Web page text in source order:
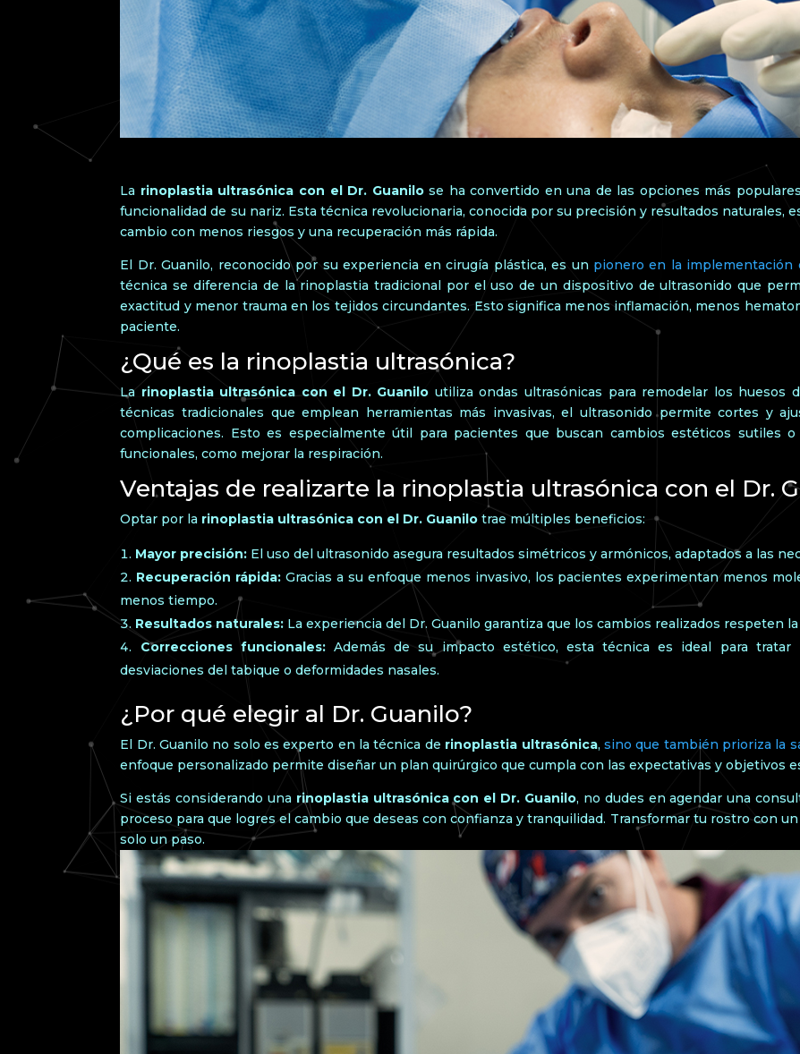
La rinoplastia ultrasónica con el Dr. Guanilose ha convertido en una de las opciones más
funcionalidad de su nariz. Esta técnica revolucionaria, conocida por su precisión y resultados naturales,
cambio con menos riesgos y una recuperación más rápida.
El Dr. Guanilo, reconocido por su experiencia en cirugía plástica, es un pionero en la implementación
técnica se diferencia de la rinoplastia tradicional por el uso de un dispositivo de ultrasonido que
exactitud y menor trauma en los tejidos circundantes. Esto significa menos inflamación, menos
paciente.
¿Qué es la rinoplastia ultrasónica?
La rinoplastia ultrasónica con el Dr. Guanilo utiliza ondas ultrasónicas para remodelar los huesos
técnicas tradicionales que emplean herramientas más invasivas, el ultrasonido permite cortes y
complicaciones. Esto es especialmente útil para pacientes que buscan cambios estéticos sutiles
funcionales, como mejorar la respiración.
Ventajas de realizarte la rinoplastia ultrasónica con el Dr.
Optar por la rinoplastia ultrasónica con el Dr. Guanilo trae múltiples beneficios:
Mayor precisión: El uso del ultrasonido asegura resultados simétricos y armónicos, adaptados a las
Recuperación rápida: Gracias a su enfoque menos invasivo, los pacientes experimentan menos
menos tiempo.
Resultados naturales: La experiencia del Dr. Guanilo garantiza que los cambios realizados respeten
Correcciones funcionales:Además de su impacto estético, esta técnica es ideal para tratar
desviaciones del tabique o deformidades nasales.
¿Por qué elegir al Dr. Guanilo?
El Dr. Guanilo no solo es experto en la técnica de rinoplastia ultrasónica, sino que también prioriza la
enfoque personalizado permite diseñar un plan quirúrgico que cumpla con las expectativas y objetivos
Si estás considerando una rinoplastia ultrasónica con el Dr. Guanilo, no dudes en agendar una
proceso para que logres el cambio que deseas con confianza y tranquilidad. Transformar tu rostro con
solo un paso.